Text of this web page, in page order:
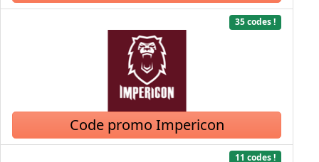
35 codes !
Code promo Impericon
11 codes !